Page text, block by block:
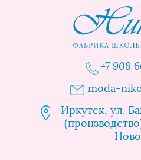
+7 908
moda-
Иркутск, ул.